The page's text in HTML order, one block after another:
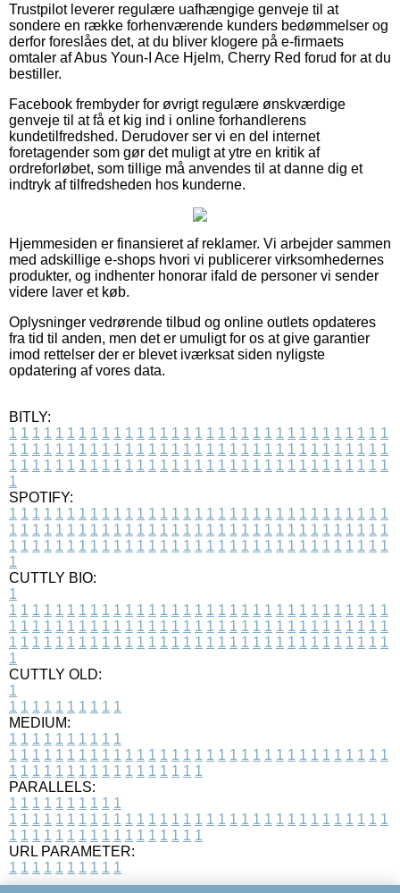
Trustpilot leverer regulære uafhængige genveje til at
sondere en række forhenværende kunders bedømmelser og
derfor foreslåes det, at du bliver klogere på e-firmaets
omtaler af Abus Youn-I Ace Hjelm, Cherry Red forud for at du
bestiller.
Facebook frembyder for øvrigt regulære ønskværdige
genveje til at få et kig ind i online forhandlerens
kundetilfredshed. Derudover ser vi en del internet
foretagender som gør det muligt at ytre en kritik af
ordreforløbet, som tillige må anvendes til at danne dig et
indtryk af tilfredsheden hos kunderne.
Hjemmesiden er finansieret af reklamer. Vi arbejder sammen
med adskillige e-shops hvori vi publicerer virksomhedernes
produkter, og indhenter honorar ifald de personer vi sender
videre laver et køb.
Oplysninger vedrørende tilbud og online outlets opdateres
fra tid til anden, men det er umuligt for os at give garantier
imod rettelser der er blevet iværksat siden nyligste
opdatering af vores data.
BITLY:
1 1 1 1 1 1 1 1 1 1 1 1 1 1 1 1 1 1 1 1 1 1 1 1 1 1 1 1 1 1 1 1 1
1 1 1 1 1 1 1 1 1 1 1 1 1 1 1 1 1 1 1 1 1 1 1 1 1 1 1 1 1 1 1 1 1
1 1 1 1 1 1 1 1 1 1 1 1 1 1 1 1 1 1 1 1 1 1 1 1 1 1 1 1 1 1 1 1 1
1
SPOTIFY:
1 1 1 1 1 1 1 1 1 1 1 1 1 1 1 1 1 1 1 1 1 1 1 1 1 1 1 1 1 1 1 1 1
1 1 1 1 1 1 1 1 1 1 1 1 1 1 1 1 1 1 1 1 1 1 1 1 1 1 1 1 1 1 1 1 1
1 1 1 1 1 1 1 1 1 1 1 1 1 1 1 1 1 1 1 1 1 1 1 1 1 1 1 1 1 1 1 1 1
1
CUTTLY BIO:
1
1 1 1 1 1 1 1 1 1 1 1 1 1 1 1 1 1 1 1 1 1 1 1 1 1 1 1 1 1 1 1 1 1
1 1 1 1 1 1 1 1 1 1 1 1 1 1 1 1 1 1 1 1 1 1 1 1 1 1 1 1 1 1 1 1 1
1 1 1 1 1 1 1 1 1 1 1 1 1 1 1 1 1 1 1 1 1 1 1 1 1 1 1 1 1 1 1 1 1
1
CUTTLY OLD:
1
1 1 1 1 1 1 1 1 1 1
MEDIUM:
1 1 1 1 1 1 1 1 1 1
1 1 1 1 1 1 1 1 1 1 1 1 1 1 1 1 1 1 1 1 1 1 1 1 1 1 1 1 1 1 1 1 1
1 1 1 1 1 1 1 1 1 1 1 1 1 1 1 1 1
PARALLELS:
1 1 1 1 1 1 1 1 1 1
1 1 1 1 1 1 1 1 1 1 1 1 1 1 1 1 1 1 1 1 1 1 1 1 1 1 1 1 1 1 1 1 1
1 1 1 1 1 1 1 1 1 1 1 1 1 1 1 1 1
URL PARAMETER:
1 1 1 1 1 1 1 1 1 1